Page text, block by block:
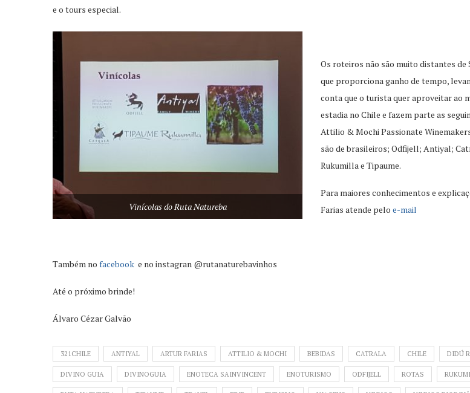
e o tours especial.
Vinícolas do Ruta Natureba
Os roteiros não são muito distantes de
que proporciona ganho de tempo,
conta que o turista quer aproveitar ao
estadia no Chile e fazem parte as
Attilio & Mochi Passionate
são de brasileiros; Odfijell; Antiyal;
Rukumilla e Tipaume.
Para maiores conhecimentos e
Farias atende pelo e-mail
Também no facebook e no instagran @rutanaturebavinhos
Até o próximo brinde!
Álvaro Cézar Galvão
321CHILE ANTIYAL ARTUR FARIAS ATTILIO & MOCHI BEBIDAS CATRALA CHILE DIDÚ
DIVINO GUIA DIVINOGUIA ENOTECA SAINVINCENT ENOTURISMO ODFIJELL ROTAS